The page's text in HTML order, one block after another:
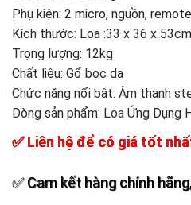
Phụ kiện: 2 micro, nguồn,
Kích thước: Loa :33 x 36 x 53cm
Trọng lượng: 12kg
Chất liệu: Gổ bọc da
Chức năng nổi bật: Âm thanh
Dòng sản phẩm: Loa Ứng Dụng
✅ Liên hệ để có giá tốt
✅ Cam kết hàng chính